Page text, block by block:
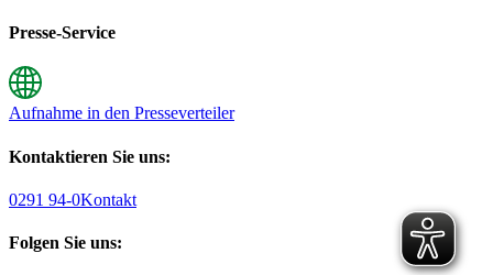
Presse-Service
Aufnahme in den Presseverteiler
Kontaktieren Sie uns:
0291 94-0Kontakt
Folgen Sie uns: